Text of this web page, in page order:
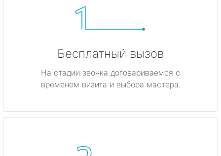
Бесплатный вызов
На стадии звонка договариваемся с
временем визита и выбора мастера.